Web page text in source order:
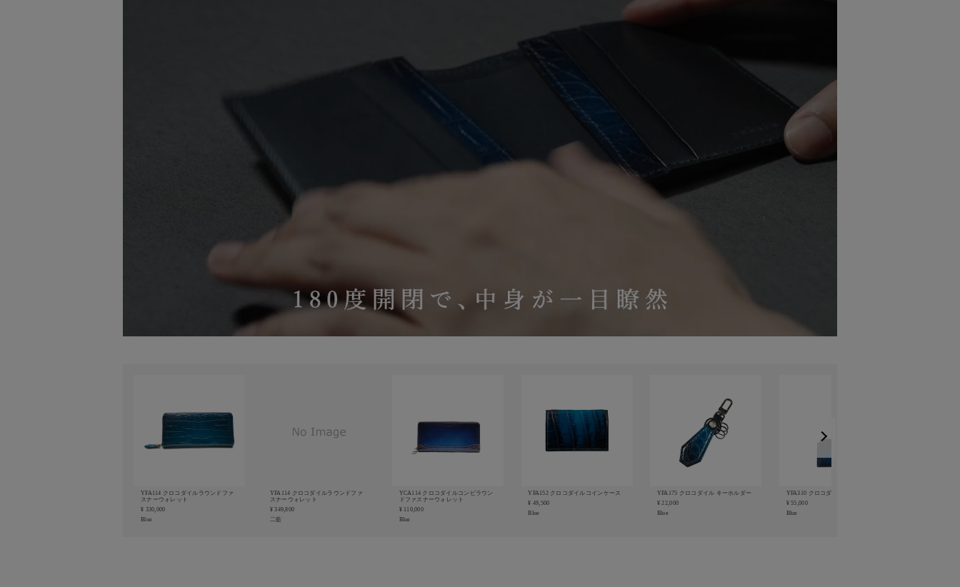
YFA114 クロコダイルラウンドファ
スナーウォレット
¥ 330,000
Blue
YFA114 クロコダイルラウンドファ
スナーウォレット
¥ 349,800
二藍
YCA114 クロコダイルコンビラウン
ドファスナーウォレット
¥ 110,000
Blue
YFA152 クロコダイルコインケース
¥ 49,500
Blue
YFA175 クロコダイル キーホルダー
¥ 22,000
Blue
YFA310 クロコダイルIDケース
¥ 55,000
Blue